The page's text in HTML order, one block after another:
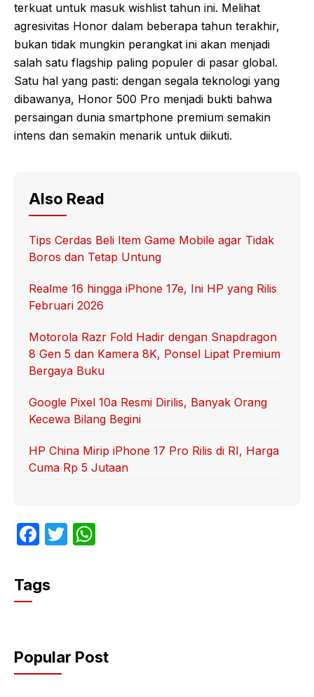
terkuat untuk masuk wishlist tahun ini. Melihat
agresivitas Honor dalam beberapa tahun terakhir,
bukan tidak mungkin perangkat ini akan menjadi
salah satu flagship paling populer di pasar global.
Satu hal yang pasti: dengan segala teknologi yang
dibawanya, Honor 500 Pro menjadi bukti bahwa
persaingan dunia smartphone premium semakin
intens dan semakin menarik untuk diikuti.
Also Read
Tips Cerdas Beli Item Game Mobile agar Tidak
Boros dan Tetap Untung
Realme 16 hingga iPhone 17e, Ini HP yang Rilis
Februari 2026
Motorola Razr Fold Hadir dengan Snapdragon
8 Gen 5 dan Kamera 8K, Ponsel Lipat Premium
Bergaya Buku
Google Pixel 10a Resmi Dirilis, Banyak Orang
Kecewa Bilang Begini
HP China Mirip iPhone 17 Pro Rilis di RI, Harga
Cuma Rp 5 Jutaan
F
c
e
o
o
k
T
p
p
Tags
Popular Post